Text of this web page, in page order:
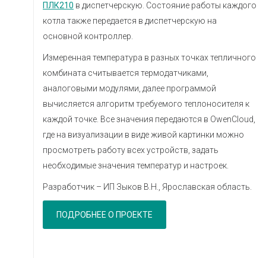
ПЛК210 в диспетчерскую. Состояние работы каждого
котла также передается в диспетчерскую на
основной контроллер.
Измеренная температура в разных точках тепличного
комбината считывается термодатчиками,
аналоговыми модулями, далее программой
вычисляется алгоритм требуемого теплоносителя к
каждой точке. Все значения передаются в OwenCloud,
где на визуализации в виде живой картинки можно
просмотреть работу всех устройств, задать
необходимые значения температур и настроек.
Разработчик – ИП Зыков В.Н., Ярославская область.
ПОДРОБНЕЕ О ПРОЕКТЕ